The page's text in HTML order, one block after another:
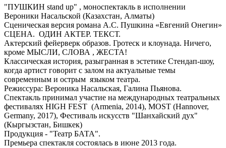
"ПУШКИН stand up" , моноспектакль в исполнении
Вероники Насальской (Казахстан, Алматы)
Сценическая версия романа А.С. Пушкина «Евгений Онегин»
СЦЕНА. ОДИН АКТЕР. ТЕКСТ.
Актерский фейерверк образов. Гротеск и клоунада. Ничего,
кроме МЫСЛИ, СЛОВА , ЖЕСТА!
Классическая история, разыгранная в эстетике Стендап-шоу,
когда артист говорит с залом на актуальные темы
современным и острым языком театра.
Режиссура: Вероника Насальская, Галина Пьянова.
Спектакль принимал участие на международных театральных
фестивалях HIGH FEST (Armenia, 2014), MOST (Hannover,
Germany, 2017), Фестиваль искусств "Шанхайский дух"
(Кыргызстан, Бишкек)
Продукция - "Театр БАТА".
Премьера спектакля состоялась в июне 2013 года.